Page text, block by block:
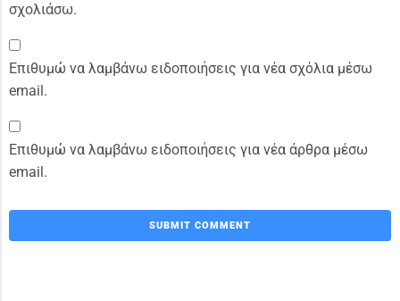
σχολιάσω.
Επιθυμώ να λαμβάνω ειδοποιήσεις για νέα σχόλια μέσω
email.
Επιθυμώ να λαμβάνω ειδοποιήσεις για νέα άρθρα μέσω
email.